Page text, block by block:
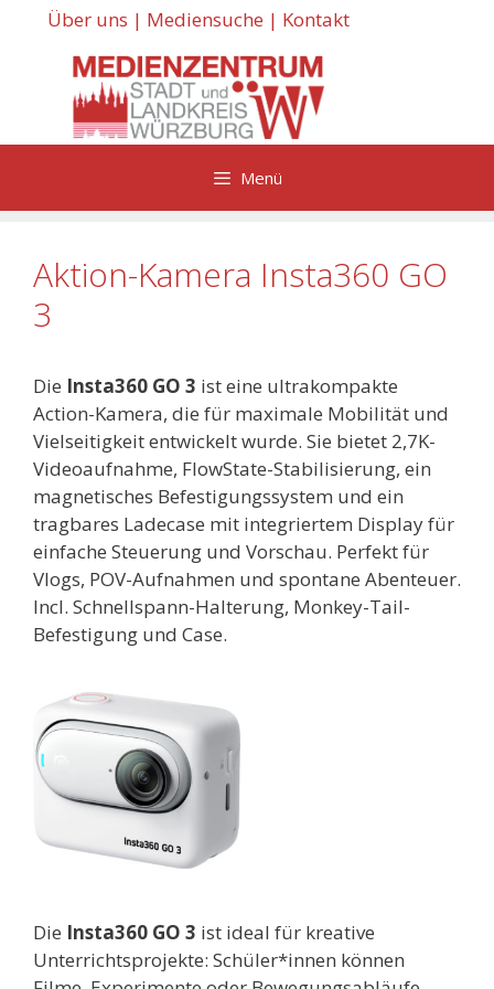
Über uns | Mediensuche | Kontakt
Menü
Aktion-Kamera Insta360 GO
3
Die Insta360 GO 3 ist eine ultrakompakte
Action-Kamera, die für maximale Mobilität und
Vielseitigkeit entwickelt wurde. Sie bietet 2,7K-
Videoaufnahme, FlowState-Stabilisierung, ein
magnetisches Befestigungssystem und ein
tragbares Ladecase mit integriertem Display für
einfache Steuerung und Vorschau. Perfekt für
Vlogs, POV-Aufnahmen und spontane Abenteuer.
Incl. Schnellspann-Halterung, Monkey-Tail-
Befestigung und Case.
Die Insta360 GO 3 ist ideal für kreative
Unterrichtsprojekte: Schüler*innen können